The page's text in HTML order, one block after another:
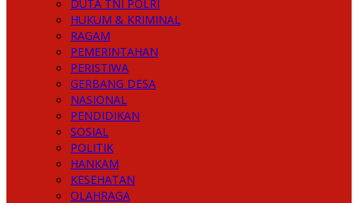
DUTA TNI POLRI
HUKUM & KRIMINAL
RAGAM
PEMERINTAHAN
PERISTIWA
GERBANG DESA
NASIONAL
PENDIDIKAN
SOSIAL
POLITIK
HANKAM
KESEHATAN
OLAHRAGA